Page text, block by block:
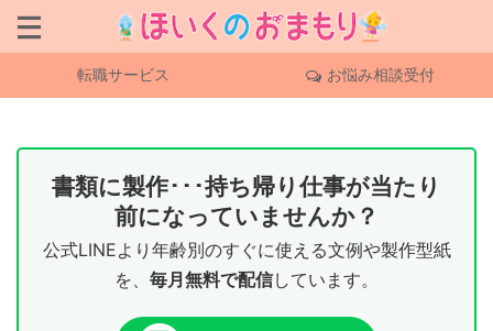
転職サービス お悩み相談受付
書類に製作･･･持ち帰り仕事が当たり
前になっていませんか？
公式LINEより年齢別のすぐに使える文例や製作型紙
を、 毎月無料で配信しています。